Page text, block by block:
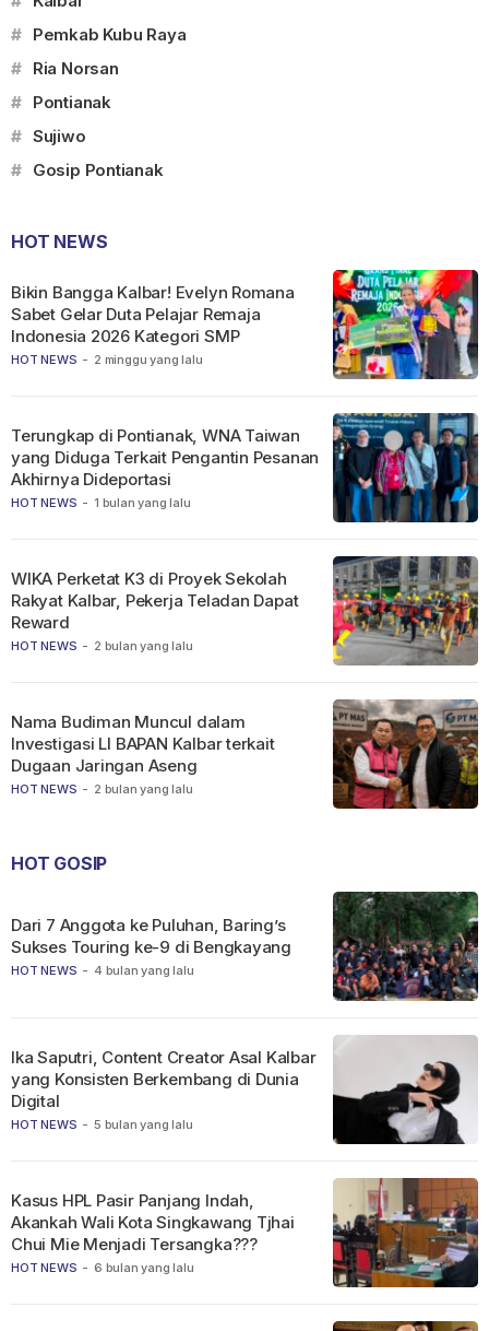
# Pemkab Kubu Raya
# Ria Norsan
# Pontianak
# Sujiwo
# Gosip Pontianak
HOT NEWS
HOT NEWS - 2 minggu yang lalu
Bikin Bangga Kalbar! Evelyn Romana
Sabet Gelar Duta Pelajar Remaja
Indonesia 2026 Kategori SMP
HOT NEWS - 1 bulan yang lalu
Terungkap di Pontianak, WNA Taiwan
yang Diduga Terkait Pengantin Pesanan
Akhirnya Dideportasi
HOT NEWS - 2 bulan yang lalu
WIKA Perketat K3 di Proyek Sekolah
Rakyat Kalbar, Pekerja Teladan Dapat
Reward
HOT NEWS - 2 bulan yang lalu
Nama Budiman Muncul dalam
Investigasi LI BAPAN Kalbar terkait
Dugaan Jaringan Aseng
HOT GOSIP
HOT NEWS - 4 bulan yang lalu
Dari 7 Anggota ke Puluhan, Baring’s
Sukses Touring ke-9 di Bengkayang
HOT NEWS - 5 bulan yang lalu
Ika Saputri, Content Creator Asal Kalbar
yang Konsisten Berkembang di Dunia
Digital
HOT NEWS - 6 bulan yang lalu
Kasus HPL Pasir Panjang Indah,
Akankah Wali Kota Singkawang Tjhai
Chui Mie Menjadi Tersangka???